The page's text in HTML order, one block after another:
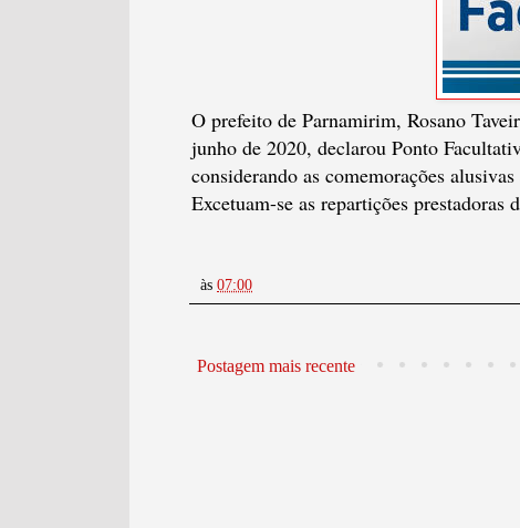
O prefeito de Parnamirim, Rosano
junho de 2020, declarou Ponto
considerando as comemorações
Excetuam-se as repartições
às 07:00
Postagem mais recente